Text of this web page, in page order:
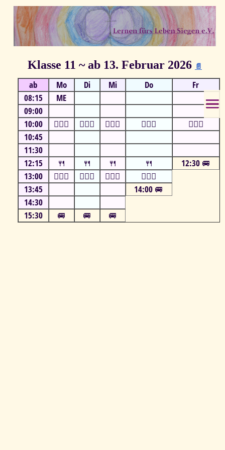
Klasse 11 ~ ab 13. Februar 2026 📄
ab Mo Di Mi Do
Fr
08:15
ME
09:00
10:00
⛹🏻‍♂️ ⛹🏻‍♂️ ⛹🏻‍♂️ ⛹🏻‍♂️
⛹🏻‍♂️
10:45
11:30
12:15
🍴 🍴 🍴 🍴
12:30 🚐
13:00
⛹🏻‍♂️ ⛹🏻‍♂️ ⛹🏻‍♂️
⛹🏻‍♂️
13:45
14:00 🚐
14:30
15:30
🚐 🚐 🚐